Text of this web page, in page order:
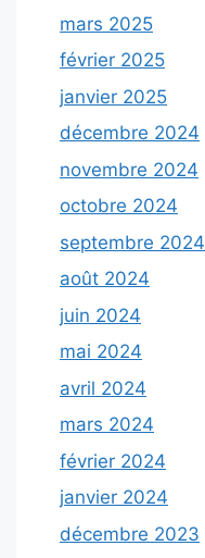
mars 2025
février 2025
janvier 2025
décembre 2024
novembre 2024
octobre 2024
septembre 2024
août 2024
juin 2024
mai 2024
avril 2024
mars 2024
février 2024
janvier 2024
décembre 2023